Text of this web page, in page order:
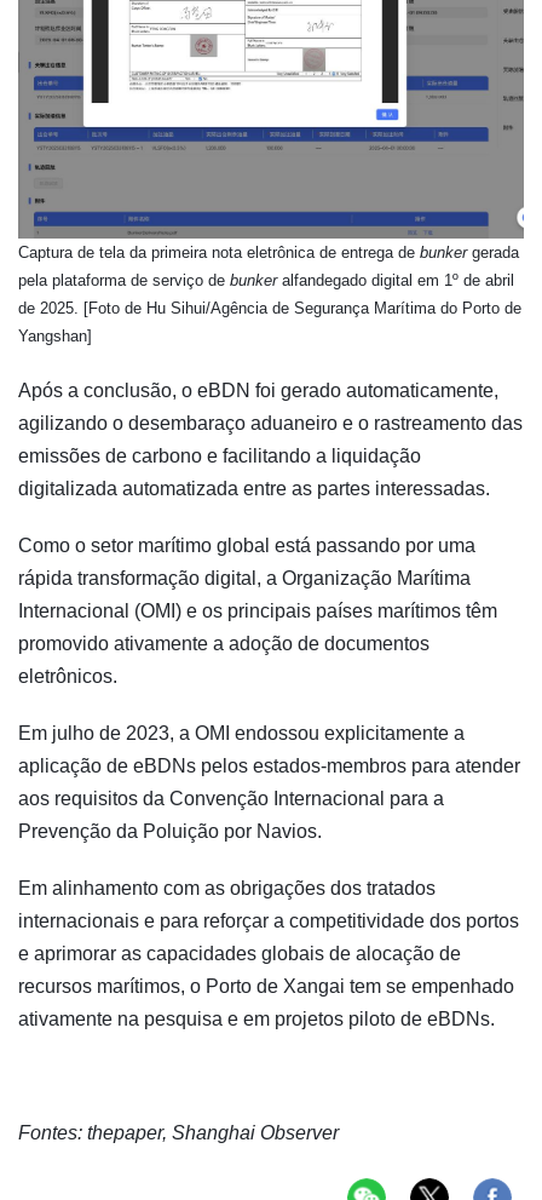
Captura de tela da primeira nota eletrônica de entrega de bunkergerada
pela plataforma de serviço de bunkeralfandegado digital em 1º de abril
de 2025. [Foto de Hu Sihui/Agência de Segurança Marítima do Porto de
Yangshan]
Após a conclusão, o eBDN foi gerado automaticamente,
agilizando o desembaraço aduaneiro e o rastreamento das
emissões de carbono e facilitando a liquidação
digitalizada automatizada entre as partes interessadas.
Como o setor marítimo global está passando por uma
rápida transformação digital, a Organização Marítima
Internacional (OMI) e os principais países marítimos têm
promovido ativamente a adoção de documentos
eletrônicos.
Em julho de 2023, a OMI endossou explicitamente a
aplicação de eBDNs pelos estados-membros para atender
aos requisitos da Convenção Internacional para a
Prevenção da Poluição por Navios.
Em alinhamento com as obrigações dos tratados
internacionais e para reforçar a competitividade dos portos
e aprimorar as capacidades globais de alocação de
recursos marítimos, o Porto de Xangai tem se empenhado
ativamente na pesquisa e em projetos piloto de eBDNs.
Fontes: thepaper, Shanghai Observer